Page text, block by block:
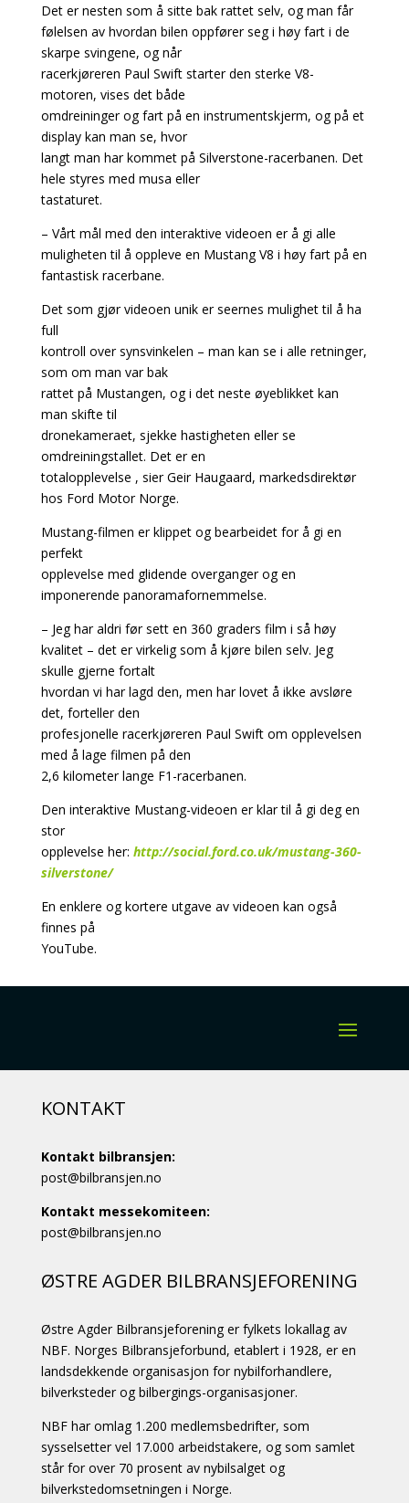
Det er nesten som å sitte bak rattet selv, og man får
følelsen av hvordan bilen oppfører seg i høy fart i de
skarpe svingene, og når
racerkjøreren Paul Swift starter den sterke V8-
motoren, vises det både
omdreininger og fart på en instrumentskjerm, og på et
display kan man se, hvor
langt man har kommet på Silverstone-racerbanen. Det
hele styres med musa eller
tastaturet.
– Vårt mål med den interaktive videoen er å gi alle
muligheten til å oppleve en Mustang V8 i høy fart på en
fantastisk racerbane.
Det som gjør videoen unik er seernes mulighet til å ha
full
kontroll over synsvinkelen – man kan se i alle retninger,
som om man var bak
rattet på Mustangen, og i det neste øyeblikket kan
man skifte til
dronekameraet, sjekke hastigheten eller se
omdreiningstallet. Det er en
totalopplevelse , sier Geir Haugaard, markedsdirektør
hos Ford Motor Norge.
Mustang-filmen er klippet og bearbeidet for å gi en
perfekt
opplevelse med glidende overganger og en
imponerende panoramafornemmelse.
– Jeg har aldri før sett en 360 graders film i så høy
kvalitet – det er virkelig som å kjøre bilen selv. Jeg
skulle gjerne fortalt
hvordan vi har lagd den, men har lovet å ikke avsløre
det, forteller den
profesjonelle racerkjøreren Paul Swift om opplevelsen
med å lage filmen på den
2,6 kilometer lange F1-racerbanen.
Den interaktive Mustang-videoen er klar til å gi deg en
stor
opplevelse her: http://social.ford.co.uk/mustang-360-
silverstone/
En enklere og kortere utgave av videoen kan også
finnes på
YouTube.
KONTAKT
Kontakt bilbransjen:
post@bilbransjen.no
Kontakt messekomiteen:
post@bilbransjen.no
ØSTRE AGDER BILBRANSJEFORENING
Østre Agder Bilbransjeforening er fylkets lokallag av
NBF. Norges Bilbransjeforbund, etablert i 1928, er en
landsdekkende organisasjon for nybilforhandlere,
bilverksteder og bilbergings-organisasjoner.
NBF har omlag 1.200 medlemsbedrifter, som
sysselsetter vel 17.000 arbeidstakere, og som samlet
står for over 70 prosent av nybilsalget og
bilverkstedomsetningen i Norge.